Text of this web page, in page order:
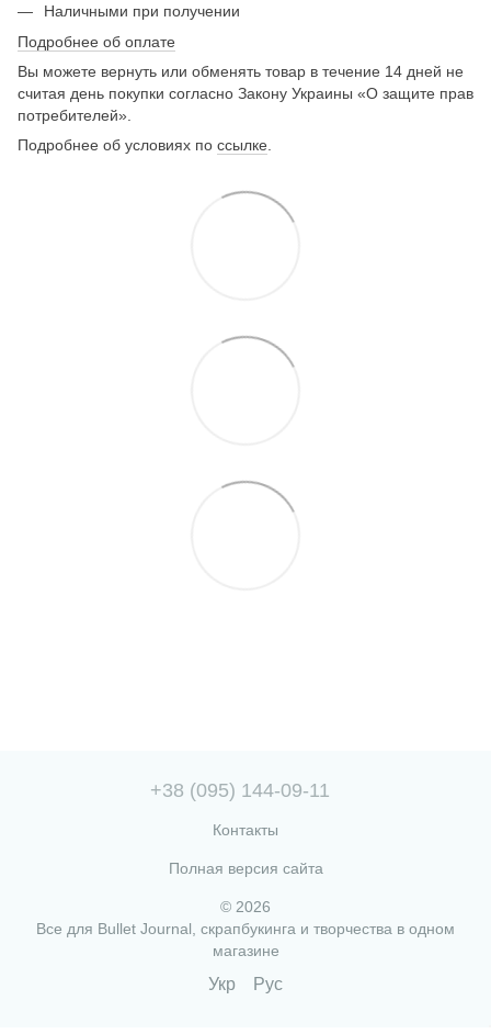
Наличными при получении
Подробнее об оплате
Вы можете вернуть или обменять товар в течение 14 дней не
считая день покупки согласно Закону Украины «О защите прав
потребителей».
Подробнее об условиях по ссылке
+38 (095) 144-09-11
Контакты
Полная версия сайта
© 2026
Все для Bullet Journal, скрапбукинга и творчества в одном
магазине
Укр Рус